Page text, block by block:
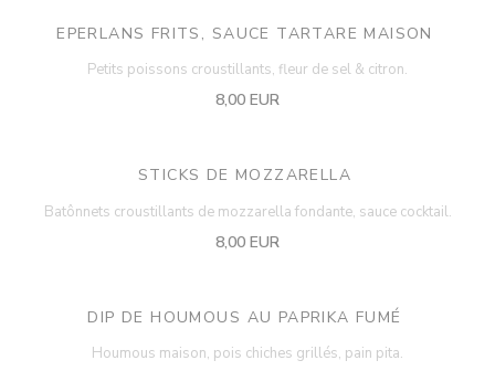
EPERLANS FRITS, SAUCE TARTARE MAISON
Petits poissons croustillants, fleur de sel & citron.
8,00 EUR
STICKS DE MOZZARELLA
Batônnets croustillants de mozzarella fondante, sauce cocktail.
8,00 EUR
DIP DE HOUMOUS AU PAPRIKA FUMÉ
Houmous maison, pois chiches grillés, pain pita.